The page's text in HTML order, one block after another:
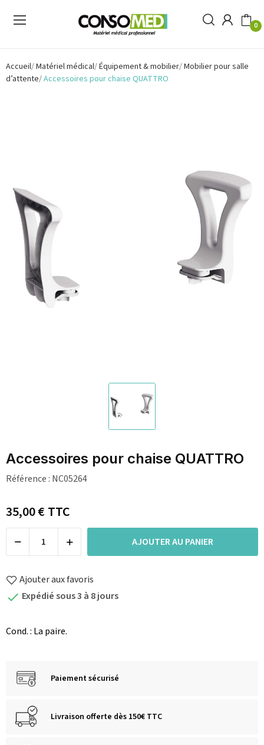
0
Accueil Matériel médical Équipement & mobilier Mobilier pour salle
d’attente Accessoires pour chaise QUATTRO
Accessoires pour chaise QUATTRO
Référence : NC05264
35,00 €TTC
AJOUTER AU PANIER
Ajouter aux favoris
 Expédié sous 3 à 8 jours
Cond. : La paire.
Paiement sécurisé
Livraison offerte dès 150€ TTC